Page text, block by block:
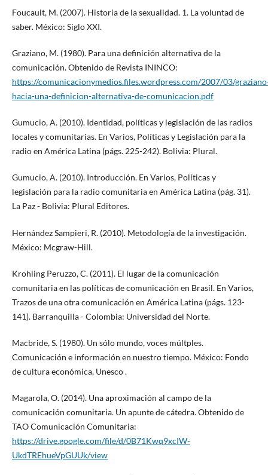
Foucault, M. (2007). Historia de la sexualidad. 1. La voluntad de
saber. México: Siglo XXI.
Graziano, M. (1980). Para una definición alternativa de la
comunicación. Obtenido de Revista ININCO:
https://comunicacionymedios.files.wordpress.com/2007/03/
hacia-una-definicion-alternativa-de-comunicacion.pdf
Gumucio, A. (2010). Identidad, políticas y legislación de las radios
locales y comunitarias. En Varios, Políticas y Legislación para la
radio en América Latina (págs. 225-242). Bolivia: Plural.
Gumucio, A. (2010). Introducción. En Varios, Políticas y
legislación para la radio comunitaria en América Latina (pág. 31).
La Paz - Bolivia: Plural Editores.
Hernández Sampieri, R. (2010). Metodología de la investigación.
México: Mcgraw-Hill.
Krohling Peruzzo, C. (2011). El lugar de la comunicación
comunitaria en las políticas de comunicación en Brasil. En Varios,
Trazos de una otra comunicación en América Latina (págs. 123-
141). Barranquilla - Colombia: Universidad del Norte.
Macbride, S. (1980). Un sólo mundo, voces múltples.
Comunicación e información en nuestro tiempo. México: Fondo
de cultura económica, Unesco .
Magarola, O. (2014). Una aproximación al campo de la
comunicación comunitaria. Un apunte de cátedra. Obtenido de
TAO Comunicación Comunitaria:
https://drive.google.com/file/d/0B71Kwq9xcIW-
UkdTREhueVpGUUk/view